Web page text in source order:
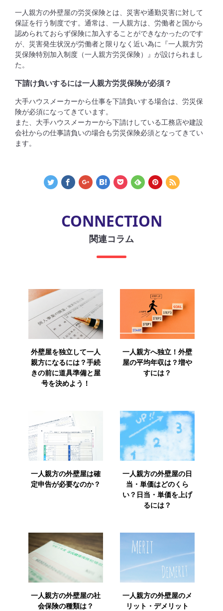
一人親方の外壁屋の労災保険とは、災害や通勤災害に対して
保証を行う制度です。通常は、一人親方は、労働者と国から
認められておらず保険に加入することができなかったのです
が、災害発生状況が労働者と限りなく近い為に『一人親方労
災保険特別加入制度（一人親方労災保険）』が設けられまし
た。
下請け負いするには一人親方労災保険が必須？
大手ハウスメーカーから仕事を下請負いする場合は、労災保
険が必須になってきています。
また、大手ハウスメーカーから下請けしている工務店や建設
会社からの仕事請負いの場合も労災保険必須となってきてい
ます。
CONNECTION
関連コラム
外壁屋を独立して一人
親方になるには？手続
きの前に道具準備と屋
号を決めよう！
一人親方へ独立！外壁
屋の平均年収は？増や
すには？
一人親方の外壁屋は確
定申告が必要なのか？
一人親方の外壁屋の日
当・単価はどのくら
い？日当・単価を上げ
るには？
一人親方の外壁屋の社
会保険の種類は？
一人親方の外壁屋のメ
リット・デメリット